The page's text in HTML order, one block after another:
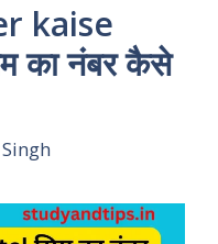
kaise
का नंबर कैसे